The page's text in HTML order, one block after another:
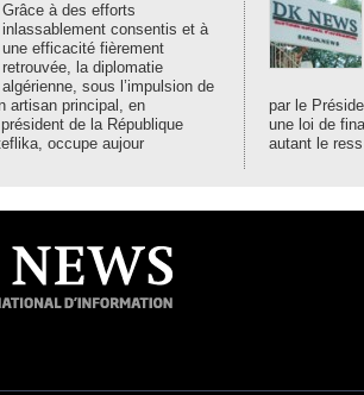
Grâce à des efforts
inlassablement consentis et à
une efficacité fièrement
retrouvée, la diplomatie
algérienne, sous l’impulsion de
artisan principal, en
président de la République
occupe aujour
par le
une loi de
autant le ress